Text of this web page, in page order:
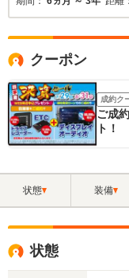
クーポン
成約ク
ご成
ト！
状態 装備
状態